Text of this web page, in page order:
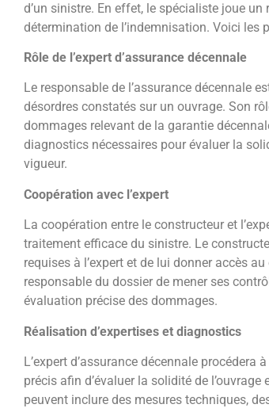
d’un sinistre. En effet, le spécialiste joue
détermination de l’indemnisation. Voici les
Rôle de l’expert d’assurance décennale
Le responsable de l’assurance décennale
désordres constatés sur un ouvrage. Son
dommages relevant de la garantie
diagnostics nécessaires pour évaluer la
vigueur.
Coopération avec l’expert
La coopération entre le constructeur et
traitement efficace du sinistre. Le
requises à l’expert et de lui donner accès
responsable du dossier de mener ses
évaluation précise des dommages.
Réalisation d’expertises et diagnostics
L’expert d’assurance décennale
précis afin d’évaluer la solidité de
peuvent inclure des mesures techniques,